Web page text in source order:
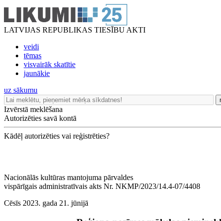
LATVIJAS REPUBLIKAS TIESĪBU AKTI
veidi
tēmas
visvairāk skatītie
jaunākie
uz sākumu
Izvērstā meklēšana
Autorizēties savā kontā
Kādēļ autorizēties vai reģistrēties?
Nacionālās kultūras mantojuma pārvaldes
vispārīgais administratīvais akts Nr. NKMP/2023/14.4-07/4408
Cēsīs 2023. gada 21. jūnijā